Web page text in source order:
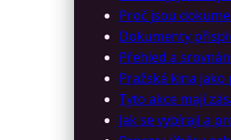
Proč jsou
Dokumenty
Přehled a
Pražská kina
Tyto akce mají
Jak se vybírají a